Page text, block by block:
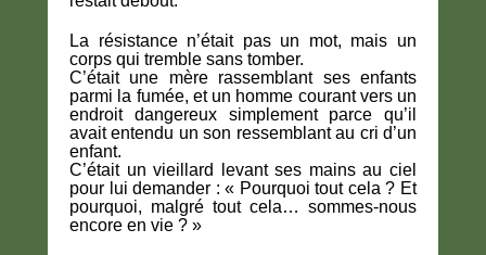
La résistance n’était pas un mot, mais un
corps qui tremble sans tomber.
C’était une mère rassemblant ses enfants
parmi la fumée, et un homme courant vers un
endroit dangereux simplement parce qu’il
avait entendu un son ressemblant au cri d’un
enfant.
C’était un vieillard levant ses mains au ciel
pour lui demander : « Pourquoi tout cela ? Et
pourquoi, malgré tout cela… sommes-nous
encore en vie ? »